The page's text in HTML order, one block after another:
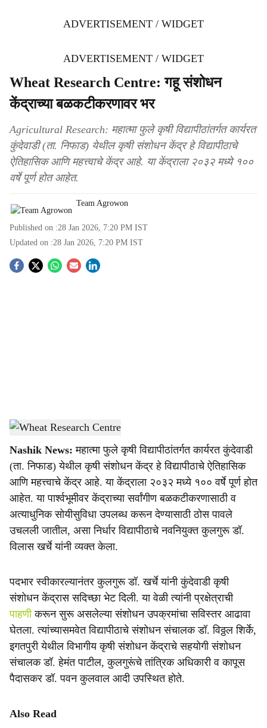
ADVERTISEMENT / WIDGET
ADVERTISEMENT / WIDGET
Wheat Research Centre: गहू संशोधन
केंद्राच्या बळकटीकरणावर भर
Agricultural Research: महात्मा फुले कृषी विद्यापीठांतर्गत कार्यरत
कुंदेवाडी (ता. निफाड) येथील कृषी संशोधन केंद्र हे विद्यापीठाचे
ऐतिहासिक आणि महत्त्वाचे केंद्र आहे. या केंद्राला २०३२ मध्ये १००
वर्षे पूर्ण होत आहेत.
Team Agrowon
Published on :28 Jan 2026, 7:20 PM IST
Updated on :28 Jan 2026, 7:20 PM IST
S
a
r
e
Wheat Research Centre-Agrowon
Nashik News: महात्मा फुले कृषी विद्यापीठांतर्गत कार्यरत कुंदेवाडी
(ता. निफाड) येथील कृषी संशोधन केंद्र हे विद्यापीठाचे ऐतिहासिक
आणि महत्त्वाचे केंद्र आहे. या केंद्राला २०३२ मध्ये १०० वर्षे पूर्ण होत
आहेत. या पार्श्‍वभूमीवर केंद्राच्या सर्वांगीण बळकटीकरणासाठी व
अत्याधुनिक सोयीसुविधा उपलब्ध करून देण्यासाठी ठोस पावले
उचलली जातील, असा निर्धार विद्यापीठाचे नवनियुक्त कुलगुरू डॉ.
विलास खर्चे यांनी व्यक्त केला.
पदभार स्वीकारल्यानंतर कुलगुरू डॉ. खर्चे यांनी कुंदेवाडी कृषी
संशोधन केंद्रास सदिच्छा भेट दिली. या वेळी त्यांनी प्रक्षेत्राची
पाहणीकरून सुरू असलेल्या संशोधन उपक्रमांचा सविस्तर आढावा
घेतला. त्यांच्यासमवेत विद्यापीठाचे संशोधन संचालक डॉ. विठ्ठल शिर्के,
इगतपुरी येथील विभागीय कृषी संशोधन केंद्राचे सहयोगी संशोधन
संचालक डॉ. हेमंत पाटील, कुलगुरूंचे तांत्रिक अधिकारी व कापूस
पैदासकर डॉ. पवन कुलवाल आदी उपस्थित होते.
Also Read